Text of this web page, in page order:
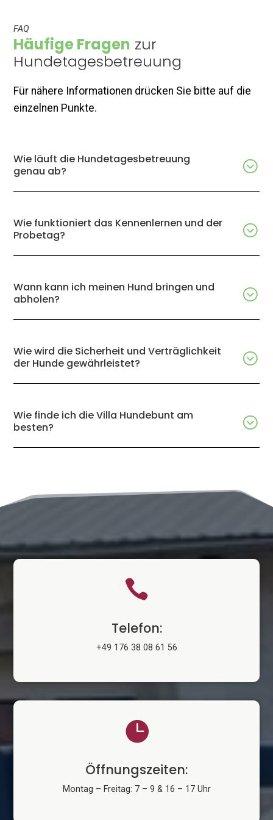
FAQ
Häufige Fragen zur
Hundetagesbetreuung
Für nähere Informationen drücken Sie bitte auf die
einzelnen Punkte.
Wie läuft die Hundetagesbetreuung
genau ab?
Wie funktioniert das Kennenlernen und der
Probetag?
Wann kann ich meinen Hund bringen und
abholen?
Wie wird die Sicherheit und Verträglichkeit
der Hunde gewährleistet?
Wie finde ich die Villa Hundebunt am
besten?

Telefon:
+49 176 38 08 61 56

Öffnungszeiten:
Montag – Freitag: 7 – 9 & 16 – 17 Uhr